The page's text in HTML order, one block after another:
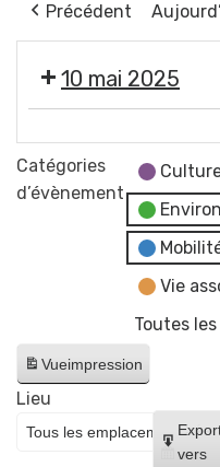
Précédent
10 mai 2025
marché
aux
Catégories
d’évènement
Vie
Toutes
Vueimpression
Créer
un
vers
Lieu